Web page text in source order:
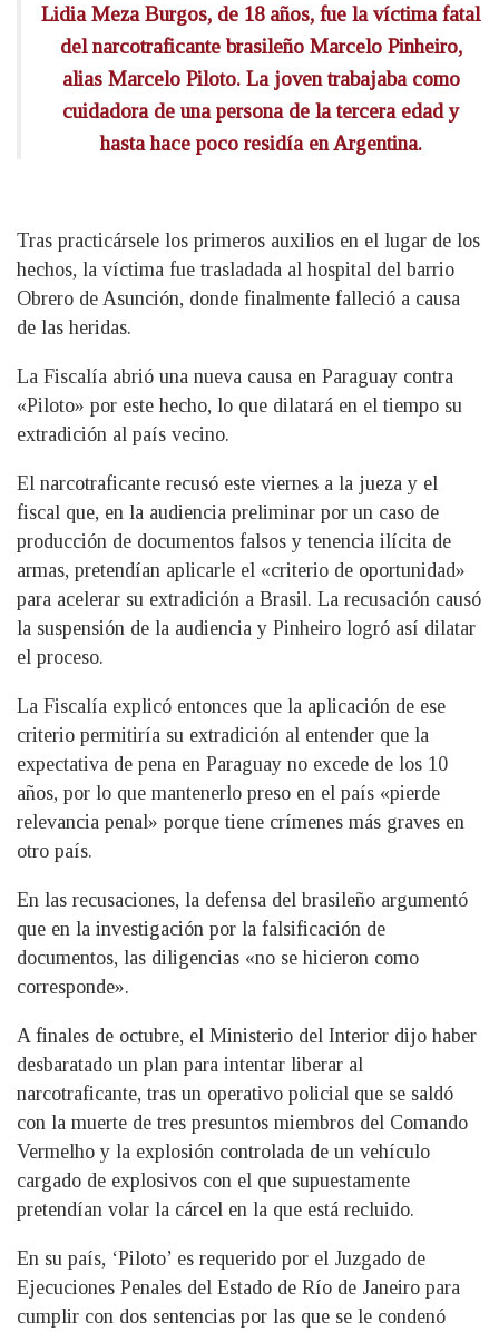
Lidia Meza Burgos, de 18 años, fue la víctima fatal
del narcotraficante brasileño Marcelo Pinheiro,
alias Marcelo Piloto. La joven trabajaba como
cuidadora de una persona de la tercera edad y
hasta hace poco residía en Argentina.
Tras practicársele los primeros auxilios en el lugar de los
hechos, la víctima fue trasladada al hospital del barrio
Obrero de Asunción, donde finalmente falleció a causa
de las heridas.
La Fiscalía abrió una nueva causa en Paraguay contra
«Piloto» por este hecho, lo que dilatará en el tiempo su
extradición al país vecino.
El narcotraficante recusó este viernes a la jueza y el
fiscal que, en la audiencia preliminar por un caso de
producción de documentos falsos y tenencia ilícita de
armas, pretendían aplicarle el «criterio de oportunidad»
para acelerar su extradición a Brasil. La recusación causó
la suspensión de la audiencia y Pinheiro logró así dilatar
el proceso.
La Fiscalía explicó entonces que la aplicación de ese
criterio permitiría su extradición al entender que la
expectativa de pena en Paraguay no excede de los 10
años, por lo que mantenerlo preso en el país «pierde
relevancia penal» porque tiene crímenes más graves en
otro país.
En las recusaciones, la defensa del brasileño argumentó
que en la investigación por la falsificación de
documentos, las diligencias «no se hicieron como
corresponde».
A finales de octubre, el Ministerio del Interior dijo haber
desbaratado un plan para intentar liberar al
narcotraficante, tras un operativo policial que se saldó
con la muerte de tres presuntos miembros del Comando
Vermelho y la explosión controlada de un vehículo
cargado de explosivos con el que supuestamente
pretendían volar la cárcel en la que está recluido.
En su país, ‘Piloto’ es requerido por el Juzgado de
Ejecuciones Penales del Estado de Río de Janeiro para
cumplir con dos sentencias por las que se le condenó